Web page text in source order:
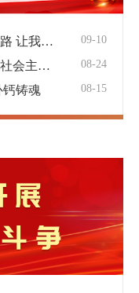
必须坚持中国特色社会主义道路 让我们的制度越来越成熟——论学习贯彻习近平总书记在纪念中国人民抗日战争暨世界反法西斯战争胜利75周年座谈会上重要讲话 09-10
「学习习近平新时代中国特色社会主义思想」习近平作出重要指示强调坚决制止餐饮浪费行为切实培养节约习惯 在全社会营造浪费可耻节约为荣的氛围 08-24
钙铸魂 08-15